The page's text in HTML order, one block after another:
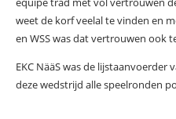
weet de korf veelal te vinden en
en WSS was dat vertrouwen ook
EKC NääS was de
deze wedstrijd alle speelronden